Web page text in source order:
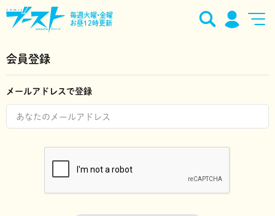
毎週火曜•金曜
お昼12時更新
会員登録
メールアドレスで登録